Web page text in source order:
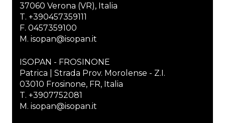
37060 Verona (VR), Italia
T. +390457359111
F. 0457359100
M. isopan@isopan.it
ISOPAN - FROSINONE
Patrica | Strada Prov. Morolense - Z.I.
03010 Frosinone, FR, Italia
T. +3907752081
M. isopan@isopan.it